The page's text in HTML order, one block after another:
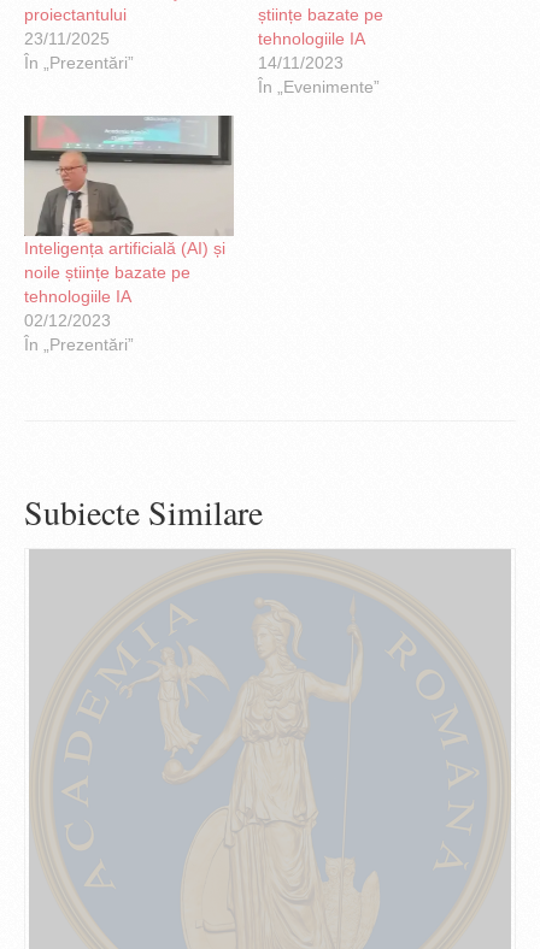
proiectantului
23/11/2025
În „Prezentări”
științe bazate pe
tehnologiile IA
14/11/2023
În „Evenimente”
Inteligența artificială (AI) și
noile științe bazate pe
tehnologiile IA
02/12/2023
În „Prezentări”
Subiecte Similare